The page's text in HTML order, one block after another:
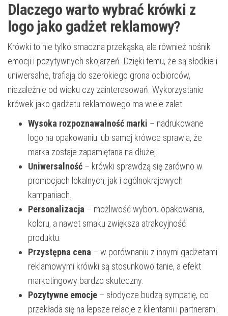
Dlaczego warto wybrać krówki z
logo jako gadżet reklamowy?
Krówki to nie tylko smaczna przekąska, ale również nośnik
emocji i pozytywnych skojarzeń. Dzięki temu, że są słodkie i
uniwersalne, trafiają do szerokiego grona odbiorców,
niezależnie od wieku czy zainteresowań. Wykorzystanie
krówek jako gadżetu reklamowego ma wiele zalet:
Wysoka rozpoznawalność marki – nadrukowane
logo na opakowaniu lub samej krówce sprawia, że
marka zostaje zapamiętana na dłużej.
Uniwersalność – krówki sprawdzą się zarówno w
promocjach lokalnych, jak i ogólnokrajowych
kampaniach.
Personalizacja – możliwość wyboru opakowania,
koloru, a nawet smaku zwiększa atrakcyjność
produktu.
Przystępna cena – w porównaniu z innymi gadżetami
reklamowymi krówki są stosunkowo tanie, a efekt
marketingowy bardzo skuteczny.
Pozytywne emocje – słodycze budzą sympatię, co
przekłada się na lepsze relacje z klientami i partnerami.